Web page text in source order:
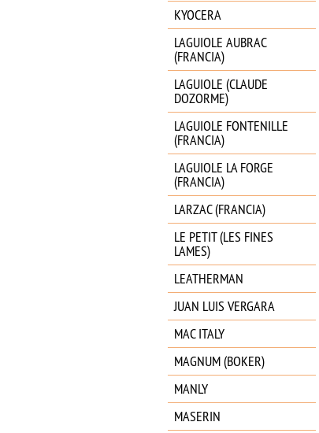
KYOCERA
LAGUIOLE AUBRAC
(FRANCIA)
LAGUIOLE (CLAUDE
DOZORME)
LAGUIOLE FONTENILLE
(FRANCIA)
LAGUIOLE LA FORGE
(FRANCIA)
LARZAC (FRANCIA)
LE PETIT (LES FINES
LAMES)
LEATHERMAN
JUAN LUIS VERGARA
MAC ITALY
MAGNUM (BOKER)
MANLY
MASERIN